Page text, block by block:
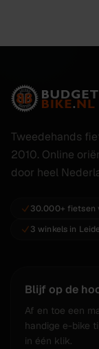
Tweedehands
2010. Online
door heel
30.000+ fietsen
3 winkels in
Blijf op de
Af en toe een
handige e-bike
in één klik.